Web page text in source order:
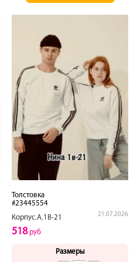
Толстовка
#23445554
Корпус.А.1В-21
21.07.2026
518руб
Размеры